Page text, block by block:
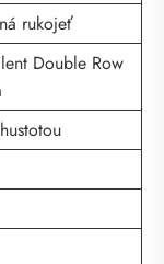
rukojeť
Double Row